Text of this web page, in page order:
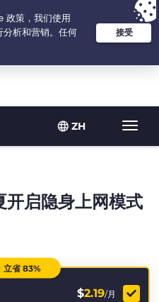
ZH
years at $2.19
开启隐身上网模式
立省 83%
$2.19/月